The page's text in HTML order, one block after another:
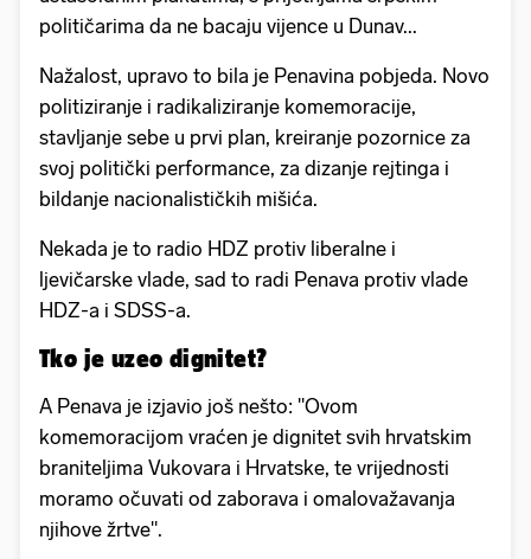
političarima da ne bacaju vijence u Dunav...
Nažalost, upravo to bila je Penavina pobjeda. Novo
politiziranje i radikaliziranje komemoracije,
stavljanje sebe u prvi plan, kreiranje pozornice za
svoj politički performance, za dizanje rejtinga i
bildanje nacionalističkih mišića.
Nekada je to radio HDZ protiv liberalne i
ljevičarske vlade, sad to radi Penava protiv vlade
HDZ-a i SDSS-a.
Tko je uzeo dignitet?
A Penava je izjavio još nešto: "Ovom
komemoracijom vraćen je dignitet svih hrvatskim
braniteljima Vukovara i Hrvatske, te vrijednosti
moramo očuvati od zaborava i omalovažavanja
njihove žrtve".